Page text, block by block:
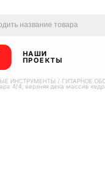
НАШИ
ПРОЕКТЫ
ИНСТРУМЕНТЫ / ГИТАРНОЕ
4/4, верхняя дека массив